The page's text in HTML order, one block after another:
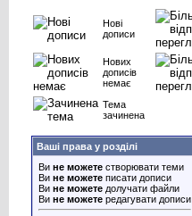
Нові
дописи
Нових
дописів
немає
Тема
зачинена
Ваші права у розділі
Ви не можете створювати теми
Ви не можете писати дописи
Ви не можете долучати файли
Ви не можете редагувати дописи